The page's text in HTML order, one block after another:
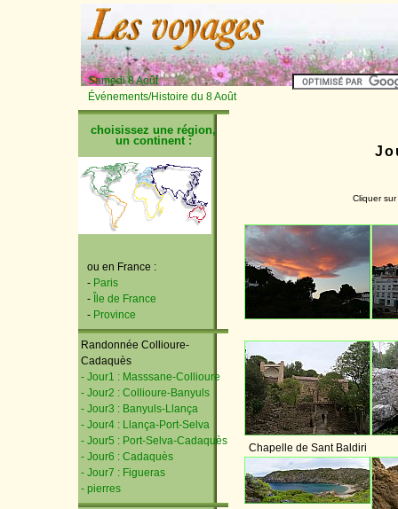
Samedi 8 Août
Événements/Histoire du 8 Août
choisissez une région,
un continent :
ou en France :
- Paris
-
Île de France
- Province
Randonnée Collioure-
Cadaquès
- Jour1 : Masssane-Collioure
- Jour2 : Collioure-Banyuls
- Jour3 : Banyuls-Llança
- Jour4 : Llança-Port-Selva
- Jour5 : Port-Selva-Cadaquès
- Jour6 : Cadaquès
- Jour7 : Figueras
- pierres
Cliquer
Chapelle de Sant Baldiri